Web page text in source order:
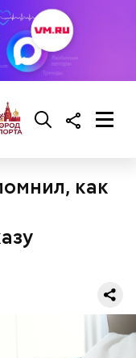
как
который
стороны — это
нужно сильно
людям с
—